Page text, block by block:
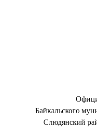
Байкальского
Слюдянский